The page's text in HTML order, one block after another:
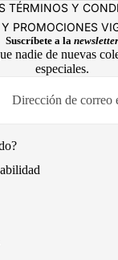
TÉRMINOS Y
PROMOCIONES
Suscríbete a la newsletter
nadie de nuevas
especiales.